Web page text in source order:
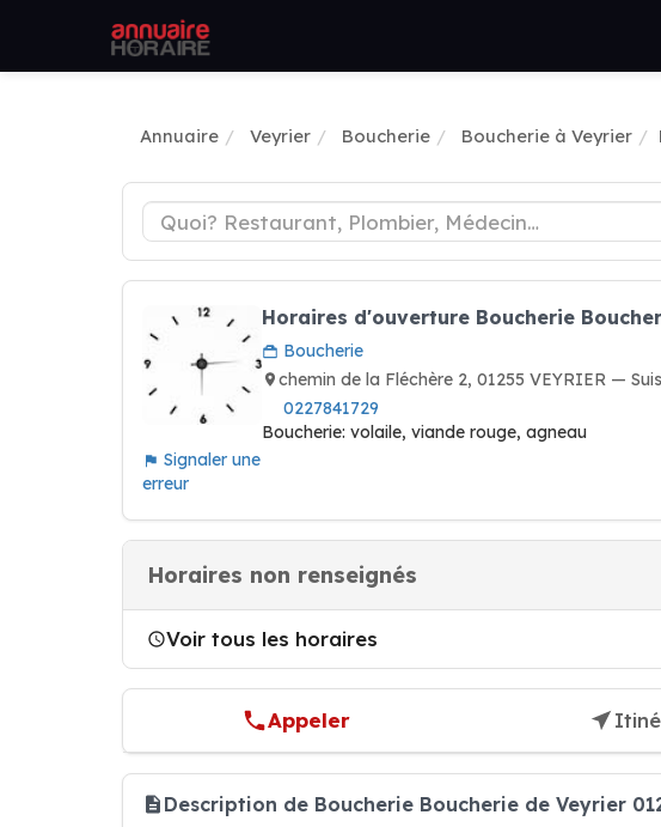
Annuaire Veyrier Boucherie Boucherie à Veyrier
Signaler une
erreur
Horaires d'ouverture Boucherie
Boucherie
chemin de la Fléchère 2, 01255 VEYRIER —
0227841729
Boucherie: volaile, viande rouge, agneau
Horaires non renseignés
Voir tous les horaires
Appeler
Description de Boucherie Boucherie de Veyrier